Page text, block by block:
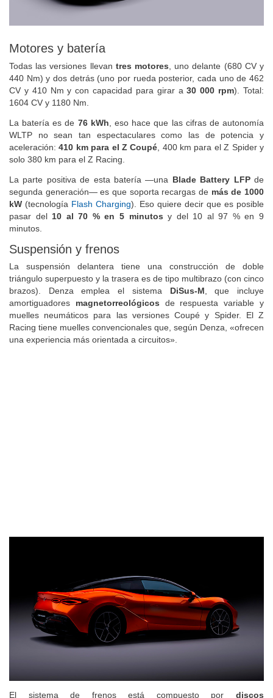
Motores y batería
Todas las versiones llevan tres motores , uno delante (680 CV y
440 Nm) y dos detrás (uno por rueda posterior, cada uno de 462
CV y 410 Nm y con capacidad para girar a30 000 rpm). Total:
1604 CV y 1180 Nm.
La batería es de 76 kWh , eso hace que las cifras de autonomía
WLTP no sean tan espectaculares como las de potencia y
aceleración:410 km para el Z Coupé , 400 km para el Z Spider y
solo 380 km para el Z Racing.
La parte positiva de esta batería —una Blade Battery LFPde
segunda generación— es que soporta recargas de más de 1000
kW (tecnología Flash Charging). Eso quiere decir que es posible
pasar del 10 al 70 % en 5 minutos y del 10 al 97 % en 9
minutos.
Suspensión y frenos
La suspensión delantera tiene una construcción de doble
triángulo superpuesto y la trasera es de tipo multibrazo (con cinco
brazos). Denza emplea el sistema DiSus-M, que incluye
amortiguadores magnetorreológicos de respuesta variable y
muelles neumáticos para las versiones Coupé y Spider. El Z
Racing tiene muelles convencionales que, según Denza, «ofrecen
una experiencia más orientada a circuitos».
El sistema de frenos está compuesto por discos